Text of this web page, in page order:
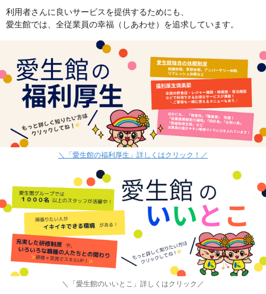
利用者さんに良いサービスを提供するためにも、
愛生館では、全従業員の幸福（しあわせ）を追求しています。
＼「愛生館の福利厚生」詳しくはクリック！／
＼「愛生館のいいとこ」詳しくはクリック／